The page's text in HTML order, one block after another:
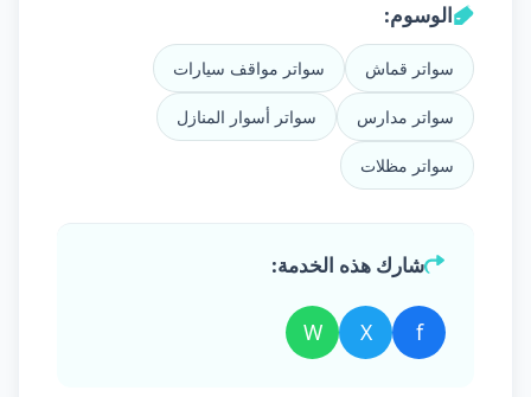
الوسوم:
سواتر قماش سواتر مواقف سيارات
سواتر مدارس سواتر أسوار المنازل
سواتر مظلات
شارك هذه الخدمة:
f
X
W